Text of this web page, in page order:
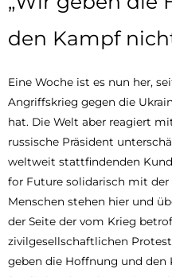
den Kampf
Eine Woche ist es nun her,
Angriffskrieg gegen die
hat. Die Welt aber reagiert
russische Präsident
weltweit stattfindenden
for Future solidarisch mit der
Menschen stehen hier und
der Seite der vom Krieg
zivilgesellschaftlichen
geben die Hoffnung und den